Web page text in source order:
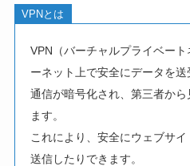
VPNとは
VPN（バーチャルプライベー
ーネット上で安全にデータを送
通信が暗号化され、第三者か
ます。
これにより、安全にウェブサ
送信したりできます。